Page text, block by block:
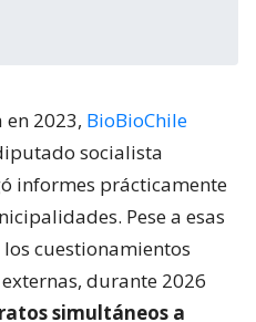
en 2023, BioBioChile
socialista
informes prácticamente
Pese a esas
cuestionamientos
durante 2026
simultáneos a